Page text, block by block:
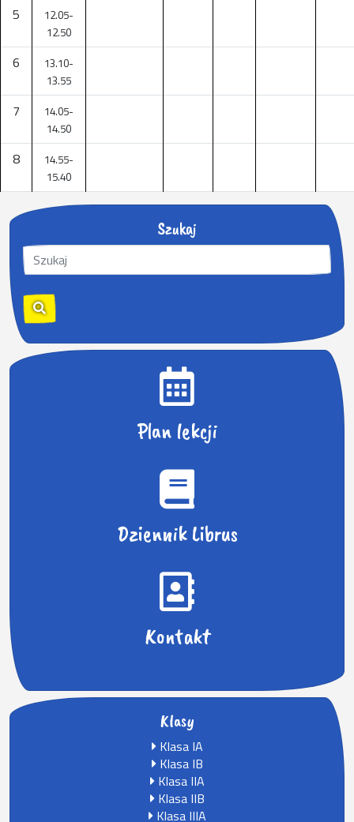
5
12.05-
12.50
6
13.10-
13.55
7
14.05-
14.50
8
14.55-
15.40
Szukaj
S
z
k
a
j
:
Plan lekcji
Dziennik Librus
Kontakt
Klasy
Klasa IA
Klasa IB
Klasa IIA
Klasa IIB
Klasa IIIA